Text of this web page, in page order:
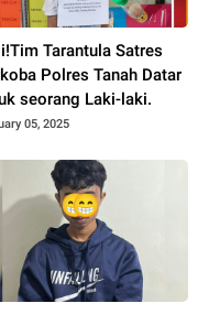
Tarantula Satres
Polres Tanah Datar
seorang Laki-laki.
05, 2025